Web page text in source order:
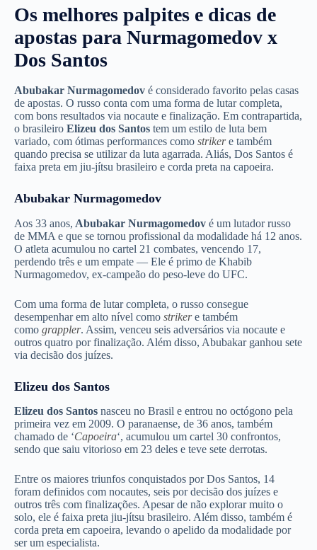
Os melhores palpites e dicas de
apostas para Nurmagomedov x
Dos Santos
Abubakar Nurmagomedov é considerado favorito pelas casas
de apostas. O russo conta com uma forma de lutar completa,
com bons resultados via nocaute e finalização. Em contrapartida,
o brasileiro Elizeu dos Santos tem um estilo de luta bem
variado, com ótimas performances como strikere também
quando precisa se utilizar da luta agarrada. Aliás, Dos Santos é
faixa preta em jiu-jítsu brasileiro e corda preta na capoeira.
Abubakar Nurmagomedov
Aos 33 anos, Abubakar Nurmagomedov é um lutador russo
de MMA e que se tornou profissional da modalidade há 12 anos.
O atleta acumulou no cartel 21 combates, vencendo 17,
perdendo três e um empate — Ele é primo de Khabib
Nurmagomedov, ex-campeão do peso-leve do UFC.
Com uma forma de lutar completa, o russo consegue
desempenhar em alto nível como strikere também
como grappler. Assim, venceu seis adversários via nocaute e
outros quatro por finalização. Além disso, Abubakar ganhou sete
via decisão dos juízes.
Elizeu dos Santos
Elizeu dos Santos nasceu no Brasil e entrou no octógono pela
primeira vez em 2009. O paranaense, de 36 anos, também
chamado de ‘Capoeira‘, acumulou um cartel 30 confrontos,
sendo que saiu vitorioso em 23 deles e teve sete derrotas.
Entre os maiores triunfos conquistados por Dos Santos, 14
foram definidos com nocautes, seis por decisão dos juízes e
outros três com finalizações. Apesar de não explorar muito o
solo, ele é faixa preta jiu-jítsu brasileiro. Além disso, também é
corda preta em capoeira, levando o apelido da modalidade por
ser um especialista.